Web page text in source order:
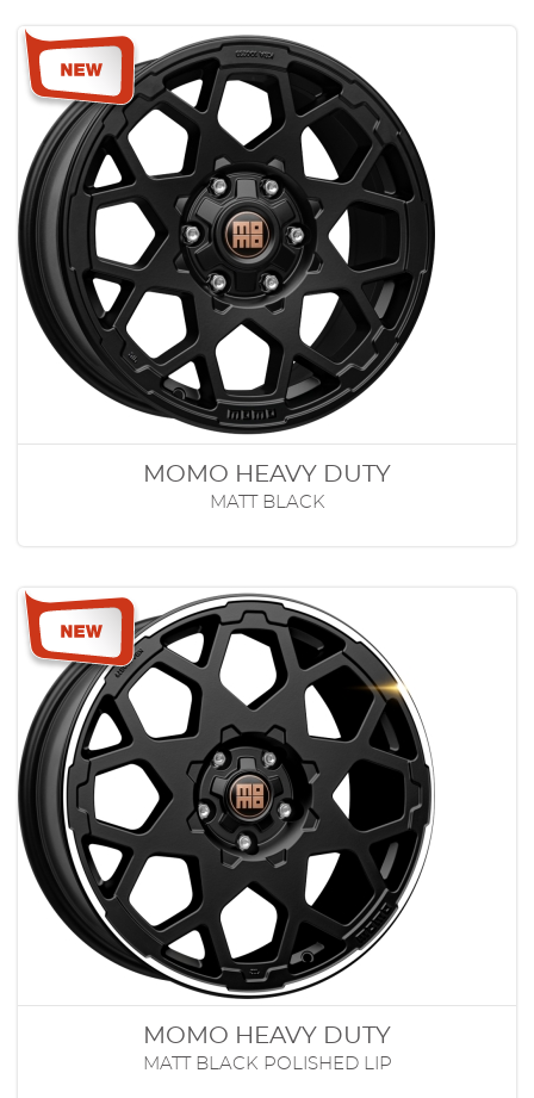
MOMO HEAVY DUTY
MATT BLACK
MOMO HEAVY DUTY
MATT BLACK POLISHED LIP